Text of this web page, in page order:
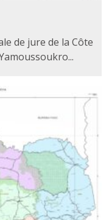
de jure de la Côte